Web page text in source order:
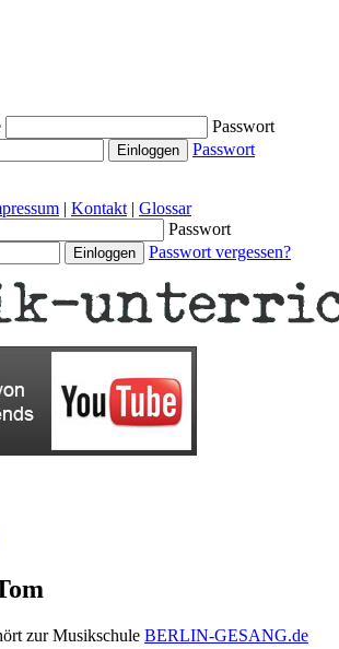
Passwort
Passwort
| Kontakt | Glossar
Passwort
Passwort vergessen?
zur Musikschule BERLIN-GESANG.de